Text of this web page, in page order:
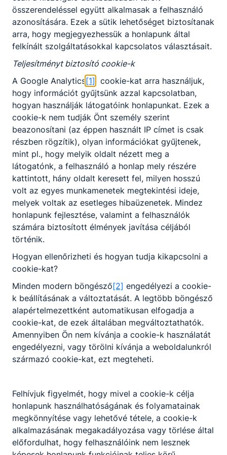
KAPCSOLÓDÓ HÍREK
FELNŐTTKÉPZÉSI ÉS PÓTFELVÉTELI
TÁJÉKOZTATÓ
Várjuk az érdeklődőket a nappali és felnőttképzési
oktatásainkra!
Nyári információk
Javítóvizsga, évkezdés
2026. júl. 7. Vereb Márta
összerendeléssel együtt alkalmasak a felhasználó
azonosítására. Ezek a sütik lehetőséget biztosítanak
arra, hogy megjegyezhessük a honlapunk által
felkínált szolgáltatásokkal kapcsolatos választásait.
Teljesítményt biztosító cookie-k
A Google Analytics [1] cookie-kat arra használjuk,
hogy információt gyűjtsünk azzal kapcsolatban,
hogyan használják látogatóink honlapunkat. Ezek a
cookie-k nem tudják Önt személy szerint
beazonosítani (az éppen használt IP címet is csak
részben rögzítik), olyan információkat gyűjtenek,
mint pl., hogy melyik oldalt nézett meg a
látogatónk, a felhasználó a honlap mely részére
kattintott, hány oldalt keresett fel, milyen hosszú
volt az egyes munkamenetek megtekintési ideje,
melyek voltak az esetleges hibaüzenetek. Mindez
honlapunk fejlesztése, valamint a felhasználók
számára biztosított élmények javítása céljából
történik.
Hogyan ellenőrizheti és hogyan tudja kikapcsolni a
cookie-kat?
Minden modern böngésző[2] engedélyezi a cookie-
k beállításának a változtatását. A legtöbb böngésző
alapértelmezettként automatikusan elfogadja a
cookie-kat, de ezek általában megváltoztathatók.
Amennyiben Ön nem kívánja a cookie-k használatát
engedélyezni, vagy törölni kívánja a weboldalunkról
származó cookie-kat, ezt megteheti.
Felhívjuk figyelmét, hogy mivel a cookie-k célja
honlapunk használhatóságának és folyamatainak
megkönnyítése vagy lehetővé tétele, a cookie-k
alkalmazásának megakadályozása vagy törlése által
előfordulhat, hogy felhasználóink nem lesznek